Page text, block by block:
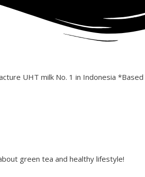
UHT milk No. 1 in Indonesia
green tea and healthy lifestyle!